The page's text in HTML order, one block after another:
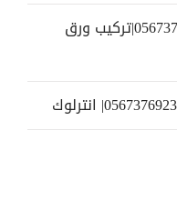
تركيب جبس بورد الشارقة |0567376923|تركيب ورق